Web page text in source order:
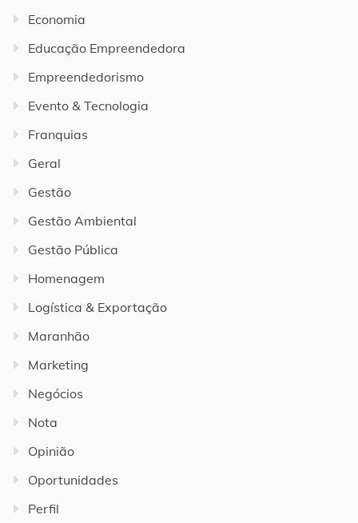
Economia
Educação Empreendedora
Empreendedorismo
Evento & Tecnologia
Franquias
Geral
Gestão
Gestão Ambiental
Gestão Pública
Homenagem
Logística & Exportação
Maranhão
Marketing
Negócios
Nota
Opinião
Oportunidades
Perfil